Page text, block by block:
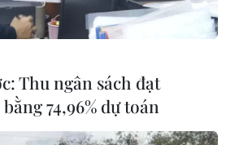
và Mỹ.
Thu ngân sách đạt
74,96% dự toán